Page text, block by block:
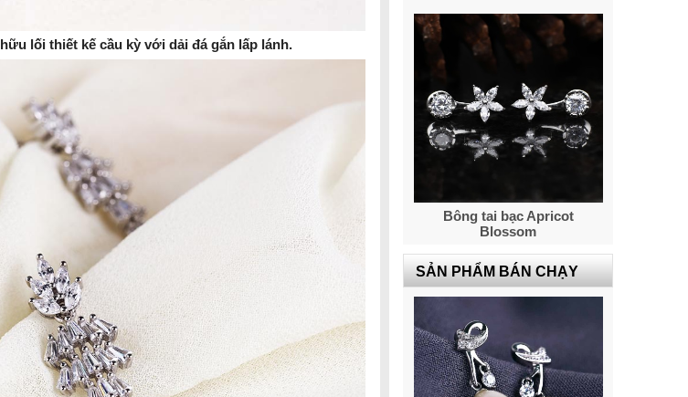
lối thiết kế cầu kỳ với dải đá gắn lấp lánh.
Bông tai bạc Apricot
Blossom
SẢN PHẨM BÁN CHẠY